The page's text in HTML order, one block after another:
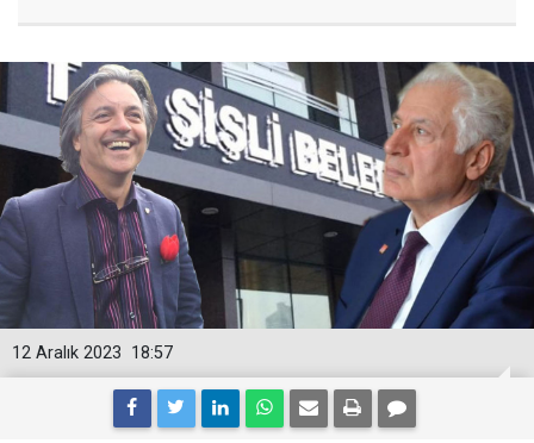
18:57
12 Aralık 2023